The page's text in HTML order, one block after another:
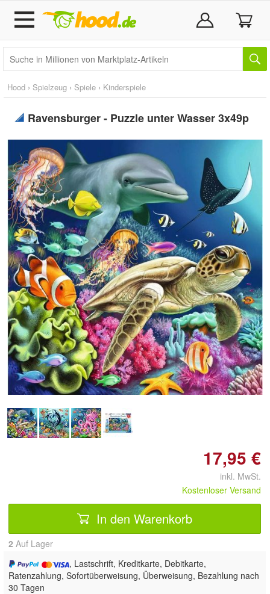
Hood › Spielzeug › Spiele › Kinderspiele
Ravensburger - Puzzle unter Wasser 3x49p
Doppelt antippen zum
vergrößern
17,95 €
inkl. MwSt.
Kostenloser Versand
In den Warenkorb
2 Auf Lager
, Lastschrift, Kreditkarte, Debitkarte,
Ratenzahlung, Sofortüberweisung, Überweisung, Bezahlung nach
30 Tagen